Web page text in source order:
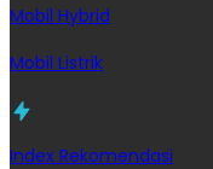
Mobil Hybrid
Mobil Listrik
Index Rekomendasi